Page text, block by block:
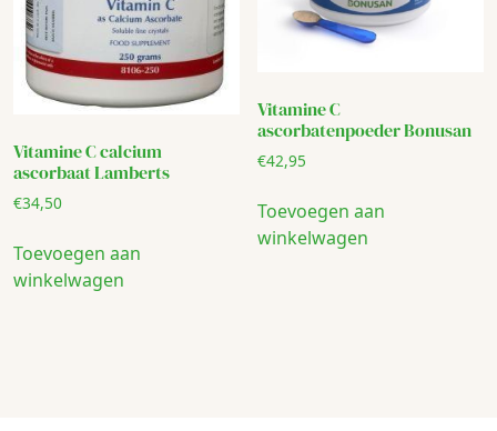
Vitamine C calcium
ascorbaat Lamberts
€34,50
Toevoegen aan
winkelwagen
Vitamine C
ascorbatenpoeder Bonusan
€42,95
Toevoegen aan
winkelwagen